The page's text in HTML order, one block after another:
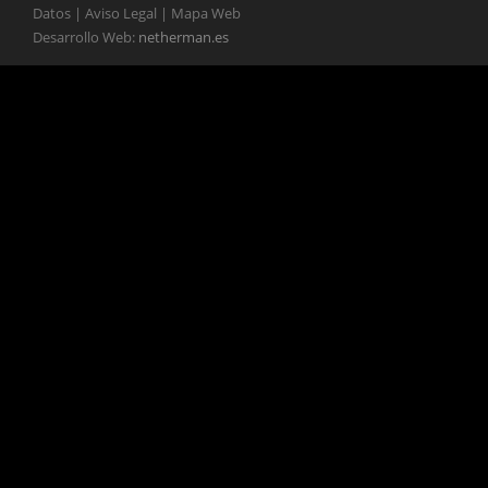
Datos | Aviso Legal | Mapa Web
Desarrollo Web: netherman.es